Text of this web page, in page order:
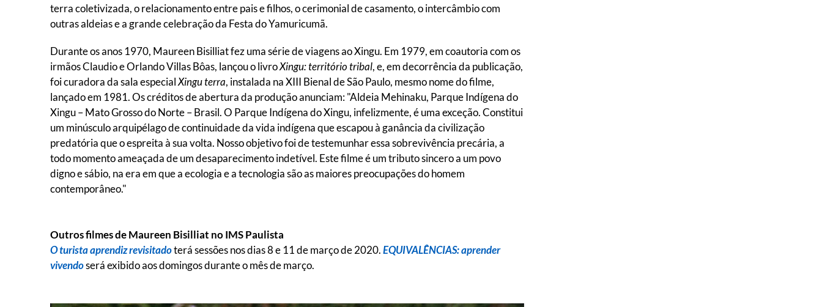
terra coletivizada, o relacionamento entre pais e filhos, o cerimonial de casamento, o intercâmbio com
outras aldeias e a grande celebração da Festa do Yamuricumã.
Durante os anos 1970, Maureen Bisilliat fez uma série de viagens ao Xingu. Em 1979, em coautoria com os
irmãos Claudio e Orlando Villas Bôas, lançou o livroXingu: território tribal, e, em decorrência da publicação,
foi curadora da sala especialXingu terra, instalada na XIII Bienal de São Paulo, mesmo nome do filme,
lançado em 1981. Os créditos de abertura da produção anunciam: "Aldeia Mehinaku, Parque Indígena do
Xingu – Mato Grosso do Norte – Brasil. O Parque Indígena do Xingu, infelizmente, é uma exceção. Constitui
um minúsculo arquipélago de continuidade da vida indígena que escapou à ganância da civilização
predatória que o espreita à sua volta. Nosso objetivo foi de testemunhar essa sobrevivência precária, a
todo momento ameaçada de um desaparecimento indetível. Este filme é um tributo sincero a um povo
digno e sábio, na era em que a ecologia e a tecnologia são as maiores preocupações do homem
contemporâneo."
Outros filmes de Maureen Bisilliat no IMS Paulista
O turista aprendiz revisitadoterá sessões nos dias 8 e 11 de março de 2020.EQUIVALÊNCIAS: aprender
vivendoserá exibido aos domingos durante o mês de março.